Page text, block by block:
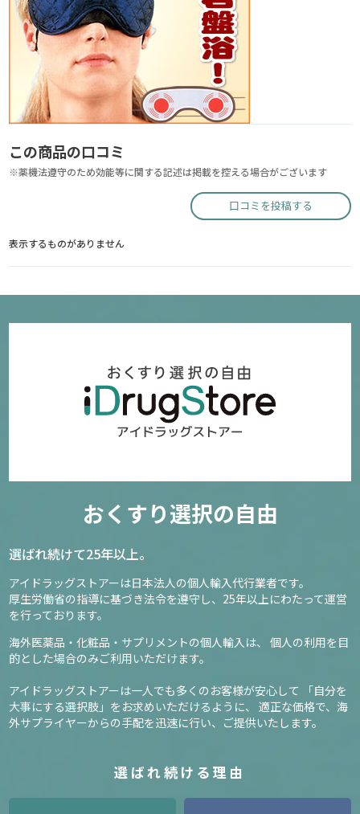
この商品の口コミ
※薬機法遵守のため効能等に関する記述は掲載を控える場合がございます
口コミを投稿する
表示するものがありません
おくすり選択の自由
選ばれ続けて25年以上。
アイドラッグストアーは日本法人の個人輸入代行業者です。
厚生労働省の指導に基づき法令を遵守し、 25年以上にわたって運営
を行っております。
海外医薬品・化粧品・サプリメントの個人輸入は、 個人の利用を目
的とした場合のみご利用いただけます。
アイドラッグストアーは一人でも多くのお客様が安心して
「自分を
大事にする選択肢」をお求めいただけるように、 適正な価格で、海
外サプライヤーからの手配を迅速に行い、ご提供いたします。
選ばれ続ける理由